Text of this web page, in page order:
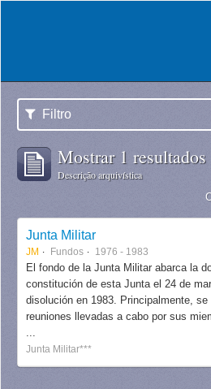
Filtro
Mostrar 1 resultados
Descrição arquivística
Junta Militar
JM Fundos 1976 - 1983
El fondo de la Junta Militar abarca la
constitución de esta Junta el 24 de
disolución en 1983. Principalmente,
reuniones llevadas a cabo por sus
...
Junta Militar***